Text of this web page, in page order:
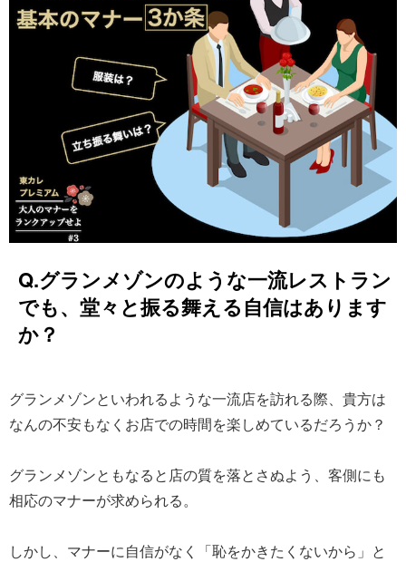
Q.グランメゾンのような一流レストラン
でも、堂々と振る舞える自信はあります
か？
グランメゾンといわれるような一流店を訪れる際、貴方は
なんの不安もなくお店での時間を楽しめているだろうか？
グランメゾンともなると店の質を落とさぬよう、客側にも
相応のマナーが求められる。
しかし、マナーに自信がなく「恥をかきたくないから」と